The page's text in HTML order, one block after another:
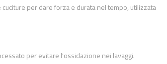
per dare forza e durata nel tempo, utilizzata
per evitare l'ossidazione nei lavaggi.